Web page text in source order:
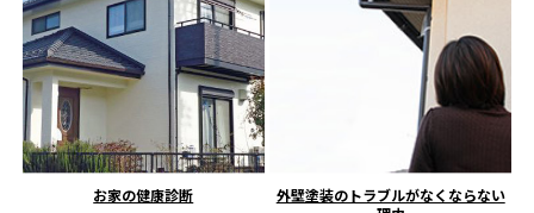
お家の健康診断
外壁塗装のトラブルがなくならない